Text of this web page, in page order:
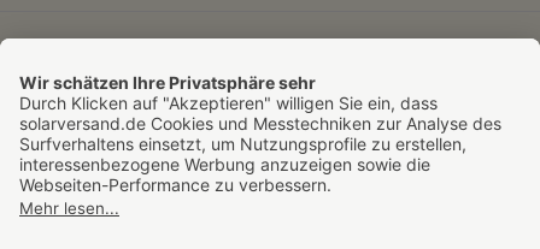
Bestellung widerrufen
* Alle Preise inkl. gesetzl. Mehrwertsteuer zzgl.
Versandkosten - versandkostenfrei ab 60 € innerhalb